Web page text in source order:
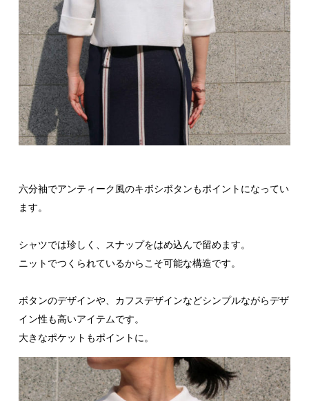
六分袖でアンティーク風のキボシボタンもポイントになってい
ます。
シャツでは珍しく、スナップをはめ込んで留めます。
ニットでつくられているからこそ可能な構造です。
ボタンのデザインや、カフスデザインなどシンプルながらデザ
イン性も高いアイテムです。
大きなポケットもポイントに。